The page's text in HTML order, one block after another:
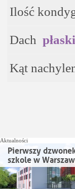
Ilość
Dach płaski
Kąt
Aktualności
Pierwszy
szkole w